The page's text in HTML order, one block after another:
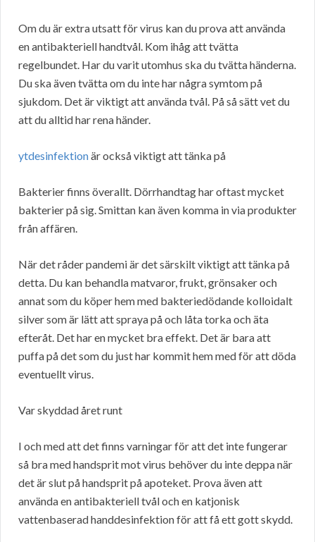
Om du är extra utsatt för virus kan du prova att använda
en antibakteriell handtvål. Kom ihåg att tvätta
regelbundet. Har du varit utomhus ska du tvätta händerna.
Du ska även tvätta om du inte har några symtom på
sjukdom. Det är viktigt att använda tvål. På så sätt vet du
att du alltid har rena händer.
ytdesinfektionär också viktigt att tänka på
Bakterier finns överallt. Dörrhandtag har oftast mycket
bakterier på sig. Smittan kan även komma in via produkter
från affären.
När det råder pandemi är det särskilt viktigt att tänka på
detta. Du kan behandla matvaror, frukt, grönsaker och
annat som du köper hem med bakteriedödande kolloidalt
silver som är lätt att spraya på och låta torka och äta
efteråt. Det har en mycket bra effekt. Det är bara att
puffa på det som du just har kommit hem med för att döda
eventuellt virus.
Var skyddad året runt
I och med att det finns varningar för att det inte fungerar
så bra med handsprit mot virus behöver du inte deppa när
det är slut på handsprit på apoteket. Prova även att
använda en antibakteriell tvål och en katjonisk
vattenbaserad handdesinfektion för att få ett gott skydd.